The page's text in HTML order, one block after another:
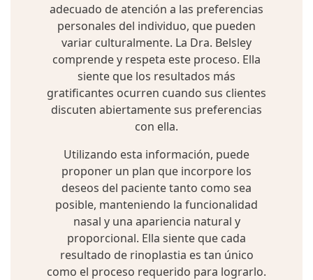
adecuado de atención a las preferencias
personales del individuo, que pueden
variar culturalmente. La Dra. Belsley
comprende y respeta este proceso. Ella
siente que los resultados más
gratificantes ocurren cuando sus clientes
discuten abiertamente sus preferencias
con ella.
Utilizando esta información, puede
proponer un plan que incorpore los
deseos del paciente tanto como sea
posible, manteniendo la funcionalidad
nasal y una apariencia natural y
proporcional. Ella siente que cada
resultado de rinoplastia es tan único
como el proceso requerido para lograrlo.